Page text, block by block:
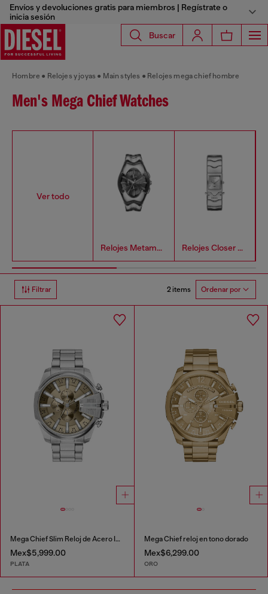
Envíos y devoluciones gratis para miembros | Regístrate o
inicia sesión
Buscar
Hombre Relojes y joyas Main styles Relojes mega chief hombre
Men's Mega Chief Watches
Ver todo
Relojes Metamorph Hombre Relojes Closer Hombre
Filtrar 2 items Ordenar por
Mega Chief Slim Reloj de Acero Inoxidable
Mex$5,999.00
PLATA
Mega Chief reloj en tono dorado
Mex$6,299.00
ORO